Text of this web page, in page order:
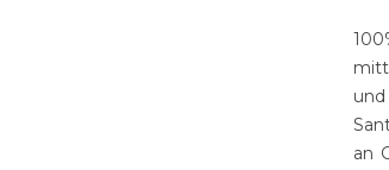
1
an